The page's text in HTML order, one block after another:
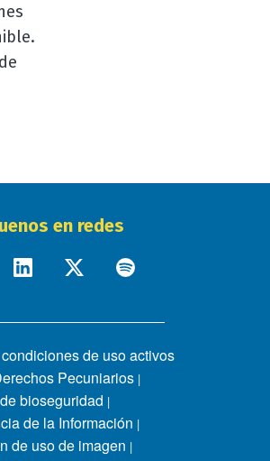
en redes
de uso activos
Pecuniarios |
bioseguridad |
de la Información |
de uso de imagen |